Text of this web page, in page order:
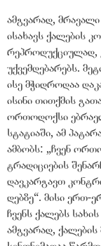
ამგვარად,
ისახავს ქალების
რეპროდუქციულად,
უქვემდებარებს.
ისე მჭიდროდაა
ისინი თითქმის
ორთოდოქსი
სტატიაში, ამ
ამბობს: „ჩვენ
ტრადიციების
დავკარგავთ
დებზე“. მისი ერთ-
ჩვენს ქალებს
ამგვარად,